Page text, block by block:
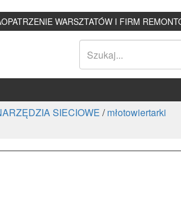
WARSZTATÓW I FIRM
SIECIOWE /młotowiertarki